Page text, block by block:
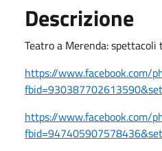
Descrizione
Teatro a Merenda:
https://www.facebook.com/
https://www.facebook.com/